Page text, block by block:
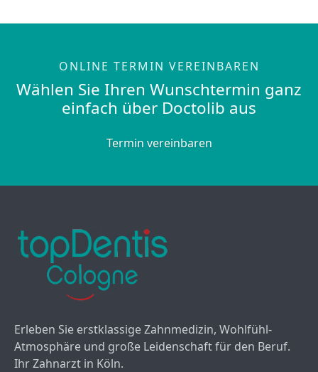
ONLINE TERMIN VEREINBAREN
Wählen Sie Ihren Wunschtermin ganz
einfach über Doctolib aus
Termin vereinbaren
Erleben Sie erstklassige Zahnmedizin, Wohlfühl-
Atmosphäre und große Leidenschaft für den Beruf.
Ihr Zahnarzt in Köln.